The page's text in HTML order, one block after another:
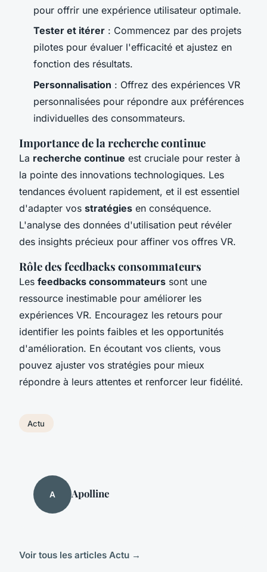
pour offrir une expérience utilisateur optimale.
Tester et itérer : Commencez par des projets
pilotes pour évaluer l'efficacité et ajustez en
fonction des résultats.
Personnalisation : Offrez des expériences VR
personnalisées pour répondre aux préférences
individuelles des consommateurs.
Importance de la recherche continue
La recherche continue est cruciale pour rester à
la pointe des innovations technologiques. Les
tendances évoluent rapidement, et il est essentiel
d'adapter vos stratégies en conséquence.
L'analyse des données d'utilisation peut révéler
des insights précieux pour affiner vos offres VR.
Rôle des feedbacks consommateurs
Les feedbacks consommateurs sont une
ressource inestimable pour améliorer les
expériences VR. Encouragez les retours pour
identifier les points faibles et les opportunités
d'amélioration. En écoutant vos clients, vous
pouvez ajuster vos stratégies pour mieux
répondre à leurs attentes et renforcer leur fidélité.
Actu
A Apolline
Voir tous les articles Actu →